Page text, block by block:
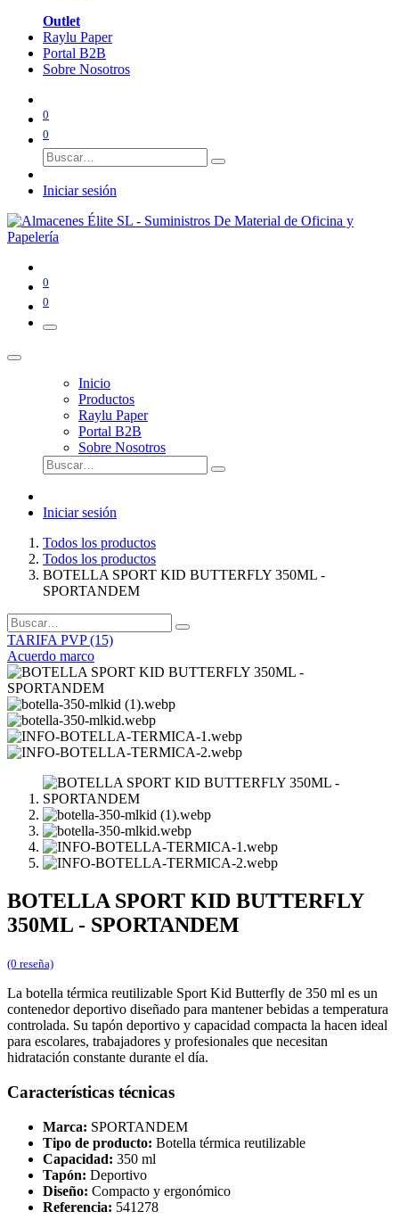
Outlet
Raylu Paper
Portal B2B
Sobre Nosotros
0
0
Iniciar sesión
0
0
Inicio
Productos
Raylu Paper
Portal B2B
Sobre Nosotros
Iniciar sesión
Todos los productos
Todos los productos
BOTELLA SPORT KID BUTTERFLY 350ML -
SPORTANDEM
TARIFA PVP (15)
Acuerdo marco
BOTELLA SPORT KID BUTTERFLY
350ML - SPORTANDEM
(0 reseña)
La botella térmica reutilizable Sport Kid Butterfly de 350 ml es un
contenedor deportivo diseñado para mantener bebidas a temperatura
controlada. Su tapón deportivo y capacidad compacta la hacen ideal
para escolares, trabajadores y profesionales que necesitan
hidratación constante durante el día.
Características técnicas
Marca: SPORTANDEM
Tipo de producto: Botella térmica reutilizable
Capacidad: 350 ml
Tapón: Deportivo
Diseño: Compacto y ergonómico
Referencia: 541278